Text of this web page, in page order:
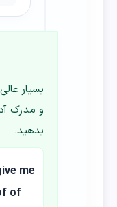
بسیار
و مدرک
بدهید.
me
of